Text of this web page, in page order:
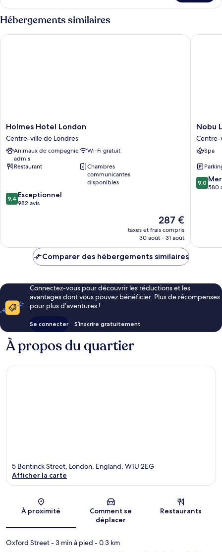
le
type
de
Chambre
Hébergements similaires
Holmes
Hotel
London
Centre-
ville
de
Holmes Hotel London
Centre-ville de Londres
Animaux de compagnie
admis
Wi-Fi gratuit
Restaurant
Chambres
communicantes
disponibles
9.4
sur
9,4 Exceptionnel
982 avis
Le
nouveau
prix
de
287 €
taxes et frais compris
30 août - 31 août
Holmes Hotel London
Nobu
London
Portman
Square
ville
de
Londres
Nobu
Centre-
Spa
9.0
sur
9,0
580
Nobu
Comparer des hébergements similaires
Connectez-vous pour découvrir les réductions et les
avantages dont vous pouvez bénéficier. Plus de récompenses
pour plus d’aventures !
Se connecter S’inscrire gratuitement
À propos du quartier
Carte
5 Bentinck Street, London, England, W1U 2EG
Afficher la carte
À proximité
Comment se
déplacer
Restaurants
Oxford Street- 3 min à pied - 0.3 km